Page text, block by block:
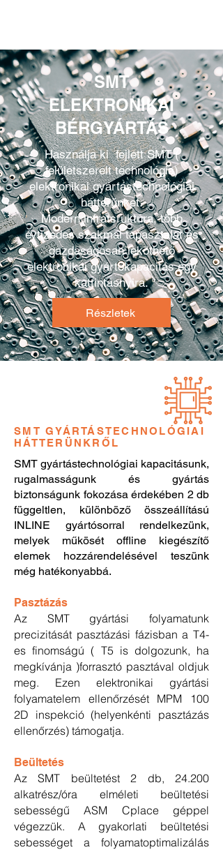
Dynamic-Csurgó Kft. |8840 Csurgó, Arany János
u. 44.| +36-82/472-014
SMT
ELEKTRONIKAI
BÉRGYÁRTÁS
Használja ki fejlett SMT (
felületszerelt technológia)
elektronikai gyártástechnológiai
hátterünket.
Modern infratsruktúra, több
évtizedes szakmai tapasztalat és
gazdaságosan leköthető
elektronikai gyártókapacitás egy
kattintásnyira.
Részletek
SMT GYÁRTÁSTECHNOLÓGIAI
HÁTTERÜNKRŐL
SMT gyártástechnológiai kapacitásunk,
rugalmasságunk és gyártás
biztonságunk fokozása érdekében 2 db
függeltlen, különböző összeállítású
INLINE gyártósorral rendelkezünk,
melyek műkösét offline kiegészítő
elemek hozzárendelésével teszünk
még hatékonyabbá.
Pasztázás
Az SMT gyártási folyamatunk
precizitását pasztázási fázisban a T4-
es finomságú ( T5 is dolgozunk, ha
megkívánja )forrasztó pasztával oldjuk
meg. Ezen elektronikai gyártási
folyamatelem ellenőrzését MPM 100
2D inspekció (helyenkénti pasztázás
ellenőrzés) támogatja.
Beültetés
Az SMT beültetést 2 db, 24.200
alkatrész/óra elméleti beültetési
sebességű ASM Cplace géppel
végezzük. A gyakorlati beültetési
sebességet a folyamatoptimalizálás